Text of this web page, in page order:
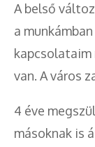
A belső
a
kapcsolataim
van. A város
4 éve
másoknak is